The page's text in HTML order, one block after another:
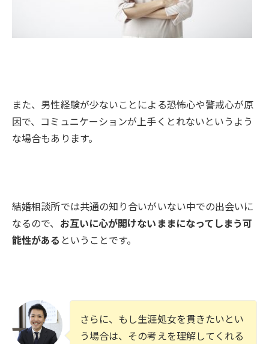
また、男性経験が少ないことによる恐怖心や警戒心が原
因で、コミュニケーションが上手くとれないというよう
な場合もあります。
結婚相談所では共通の知り合いがいない中での出会いに
なるので、 お互いに心が開けないままになってしまう可
能性がある ということです。
さらに、もし生涯処女を貫きたいとい
う場合は、その考えを理解してくれる